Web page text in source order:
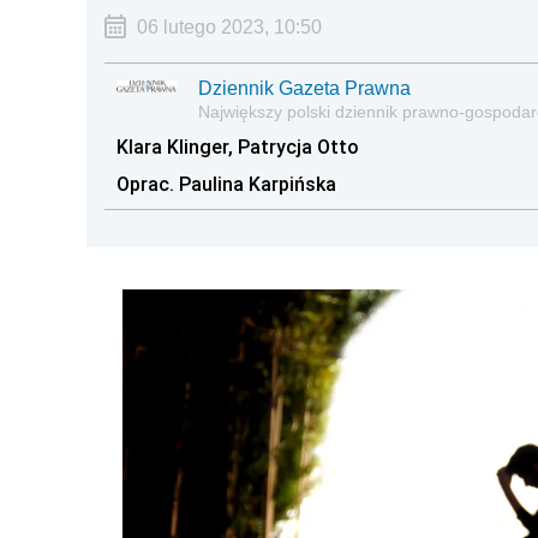
06 lutego 2023, 10:50
Dziennik Gazeta Prawna
Największy polski dziennik prawno-
Klara Klinger, Patrycja Otto
Oprac. Paulina Karpińska